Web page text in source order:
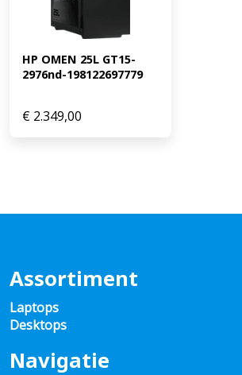
HP OMEN 25L GT15-
2976nd-198122697779
€ 2.349,00
Assortiment
Laptops
Desktops
Navigatie